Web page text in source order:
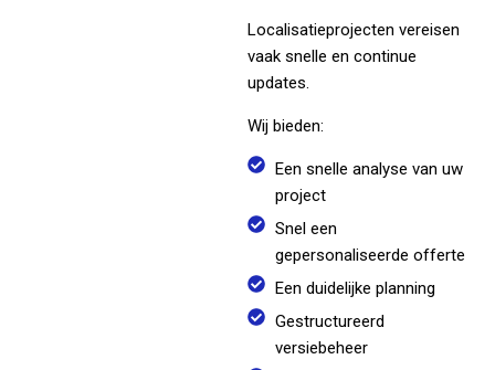
Localisatieprojecten vereisen
vaak snelle en continue
updates.
Wij bieden:
Een snelle analyse van uw
project
Snel een
gepersonaliseerde offerte
Een duidelijke planning
Gestructureerd
versiebeheer